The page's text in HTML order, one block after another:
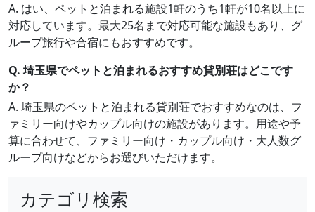
A. はい、ペットと泊まれる施設1軒のうち1軒が10名以上に
対応しています。最大25名まで対応可能な施設もあり、グ
ループ旅行や合宿にもおすすめです。
Q. 埼玉県でペットと泊まれるおすすめ貸別荘はどこです
か？
A. 埼玉県のペットと泊まれる貸別荘でおすすめなのは、フ
ァミリー向けやカップル向けの施設があります。用途や予
算に合わせて、ファミリー向け・カップル向け・大人数グ
ループ向けなどからお選びいただけます。
カテゴリ検索